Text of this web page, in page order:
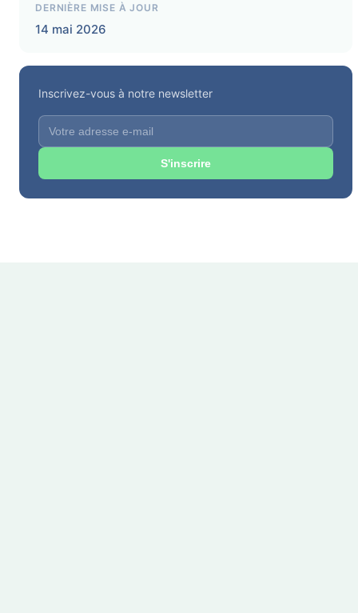
DERNIÈRE MISE À JOUR
14 mai 2026
Inscrivez-vous à notre newsletter
S'inscrire